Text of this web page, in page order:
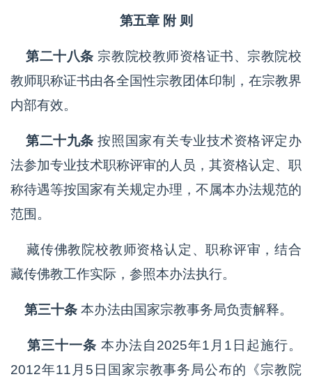
第五章 附 则
第二十八条 宗教院校教师资格证书、宗教院校
教师职称证书由各全国性宗教团体印制，在宗教界
内部有效。
第二十九条 按照国家有关专业技术资格评定办
法参加专业技术职称评审的人员，其资格认定、职
称待遇等按国家有关规定办理，不属本办法规范的
范围。
藏传佛教院校教师资格认定、职称评审，结合
藏传佛教工作实际，参照本办法执行。
第三十条 本办法由国家宗教事务局负责解释。
第三十一条 本办法自2025年1月1日起施行。
2012年11月5日国家宗教事务局公布的《宗教院